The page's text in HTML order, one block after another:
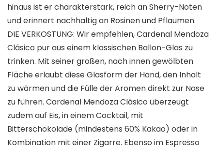
hinaus ist er charakterstark, reich an Sherry-Noten
und erinnert nachhaltig an Rosinen und Pflaumen.
DIE VERKOSTUNG: Wir empfehlen, Cardenal Mendoza
Clásico pur aus einem klassischen Ballon-Glas zu
trinken. Mit seiner großen, nach innen gewölbten
Fläche erlaubt diese Glasform der Hand, den Inhalt
zu wärmen und die Fülle der Aromen direkt zur Nase
zu führen. Cardenal Mendoza Clásico überzeugt
zudem auf Eis, in einem Cocktail, mit
Bitterschokolade (mindestens 60% Kakao) oder in
Kombination mit einer Zigarre. Ebenso im Espresso